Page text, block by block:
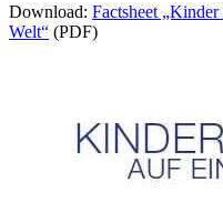
Download: Factsheet
Welt“ (PDF)